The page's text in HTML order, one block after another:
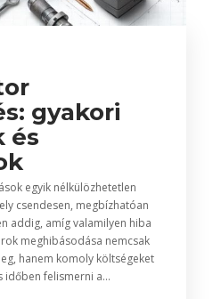
gyakori
és
egyik nélkülözhetetlen
csendesen, megbízhatóan
addig, amíg valamilyen hiba
meghibásodása nemcsak
hanem komoly költségeket
időben felismerni a...